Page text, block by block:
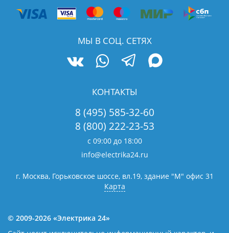
МЫ В СОЦ. СЕТЯХ
КОНТАКТЫ
8 (495) 585-32-60
8 (800) 222-23-53
с 09:00 до 18:00
info@electrika24.ru
г. Москва, Горьковское шоссе, вл.19, здание "М" офис 31
Карта
© 2009-2026 «Электрика 24»